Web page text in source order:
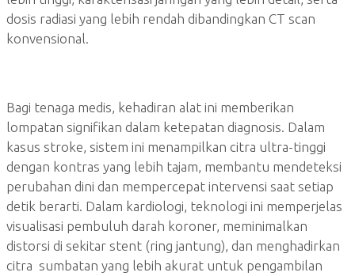
dosis radiasi yang lebih rendah dibandingkan CT scan
konvensional.
Bagi tenaga medis, kehadiran alat ini memberikan
lompatan signifikan dalam ketepatan diagnosis. Dalam
kasus stroke, sistem ini menampilkan citra ultra-tinggi
dengan kontras yang lebih tajam, membantu mendeteksi
perubahan dini dan mempercepat intervensi saat setiap
detik berarti. Dalam kardiologi, teknologi ini memperjelas
visualisasi pembuluh darah koroner, meminimalkan
distorsi di sekitar stent (ring jantung), dan menghadirkan
citra sumbatan yang lebih akurat untuk pengambilan